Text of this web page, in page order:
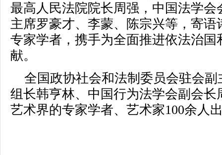
最高人民法院院长周强，中国法学
主席罗豪才、李蒙、陈宗兴等，寄
专家学者，携手为全面推进依法治
献。
全国政协社会和法制委员会驻会
组长韩亨林、中国行为法学会副会
艺术界的专家学者、艺术家100余人